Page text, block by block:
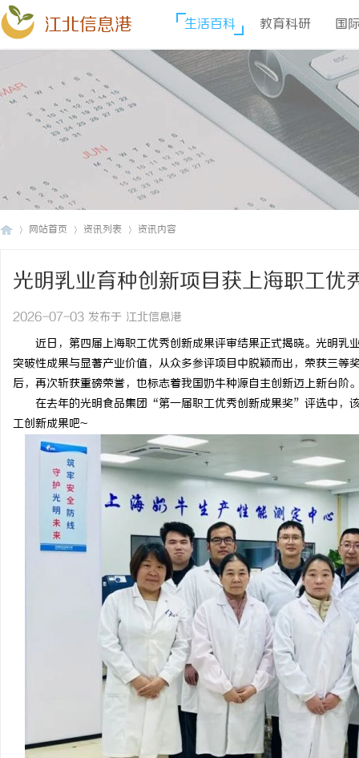
江北信息港 生活百科 教育科研 国
网站首页 资讯列表 资讯内容
光明乳业育种创新项目获上海职工优
2026-07-03 发布于 江北信息港
近日，第四届上海职工优秀创新成果评审结果正式揭晓。光明
突破性成果与显著产业价值，从众多参评项目中脱颖而出，荣获三
后，再次斩获重磅荣誉，也标志着我国奶牛种源自主创新迈上新台阶
在去年的光明食品集团“第一届职工优秀创新成果奖”评选中，
工创新成果吧~
游戏行业的“版权保卫